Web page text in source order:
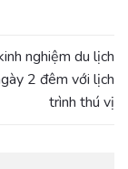
nghiệm du lịch
2 đêm với lịch
trình thú vị